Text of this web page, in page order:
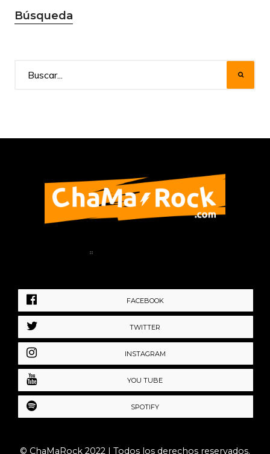
Búsqueda
FACEBOOK
TWITTER
INSTAGRAM
YOU TUBE
SPOTIFY
© ChaMaRock 2022 | Todos los derechos reservados.